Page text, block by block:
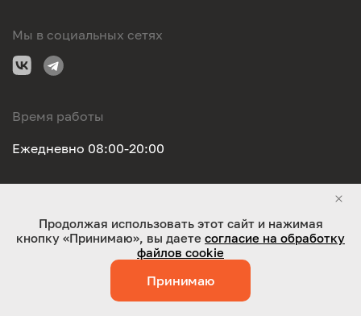
Мы в социальных сетях
Время работы
Ежедневно 08:00-20:00
ООО "Оригинал-сервис". Все права защищены 2026
Работает на технологиях:Jaky
Продолжая использовать этот сайт и нажимая
кнопку «Принимаю», вы даете согласие на обработку
файлов cookie
Принимаю